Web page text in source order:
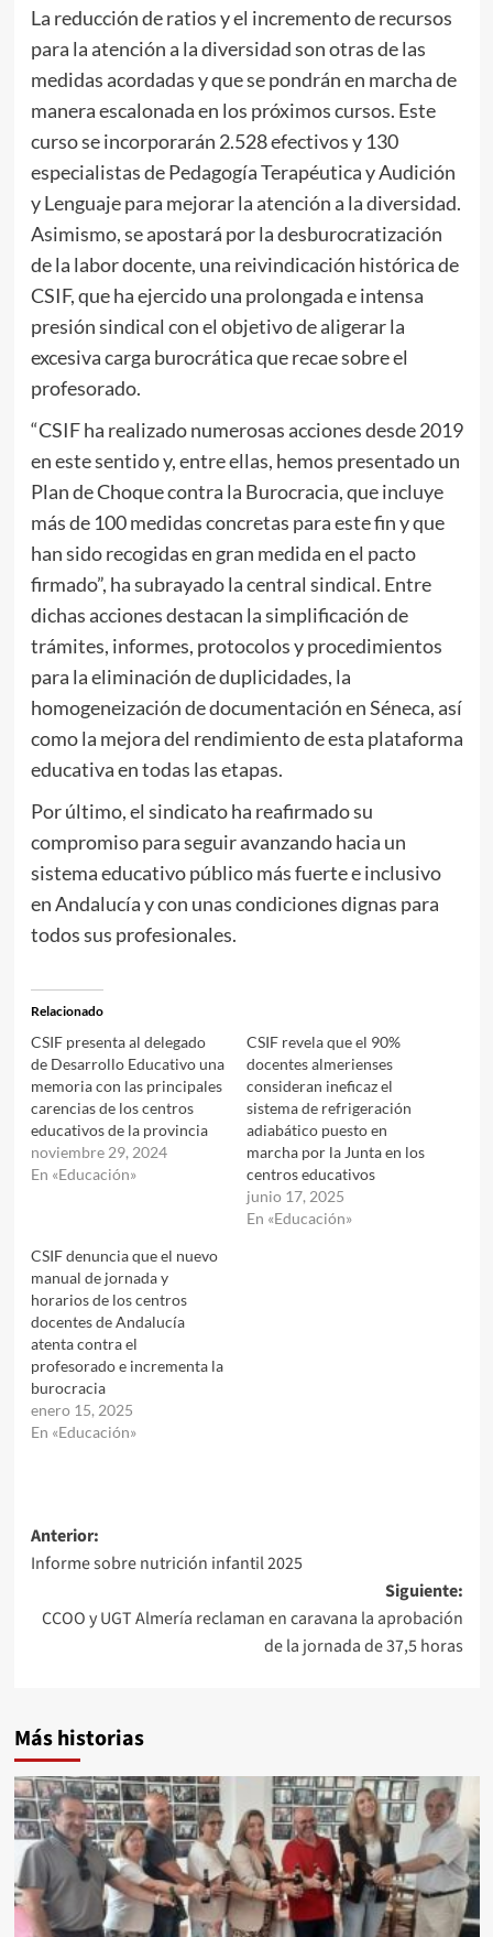
La reducción de ratios y el incremento de recursos
para la atención a la diversidad son otras de las
medidas acordadas y que se pondrán en marcha de
manera escalonada en los próximos cursos. Este
curso se incorporarán 2.528 efectivos y 130
especialistas de Pedagogía Terapéutica y Audición
y Lenguaje para mejorar la atención a la diversidad.
Asimismo, se apostará por la desburocratización
de la labor docente, una reivindicación histórica de
CSIF, que ha ejercido una prolongada e intensa
presión sindical con el objetivo de aligerar la
excesiva carga burocrática que recae sobre el
profesorado.
“CSIF ha realizado numerosas acciones desde 2019
en este sentido y, entre ellas, hemos presentado un
Plan de Choque contra la Burocracia, que incluye
más de 100 medidas concretas para este fin y que
han sido recogidas en gran medida en el pacto
firmado”, ha subrayado la central sindical. Entre
dichas acciones destacan la simplificación de
trámites, informes, protocolos y procedimientos
para la eliminación de duplicidades, la
homogeneización de documentación en Séneca, así
como la mejora del rendimiento de esta plataforma
educativa en todas las etapas.
Por último, el sindicatoha reafirmado su
compromiso para seguir avanzando hacia un
sistema educativo público más fuerte e inclusivo
en Andalucía y con unas condiciones dignas para
todos sus profesionales.
Relacionado
CSIF presenta al delegado
de Desarrollo Educativo una
memoria con las principales
carencias de los centros
educativos de la provincia
noviembre 29, 2024
En «Educación»
CSIF revela que el 90%
docentes almerienses
consideran ineficaz el
sistema de refrigeración
adiabático puesto en
marcha por la Junta en los
centros educativos
junio 17, 2025
En «Educación»
CSIF denuncia que el nuevo
manual de jornada y
horarios de los centros
docentes de Andalucía
atenta contra el
profesorado e incrementa la
burocracia
enero 15, 2025
En «Educación»
Navegación
de
entradas
Anterior:
Informe sobre nutrición infantil 2025
Siguiente:
CCOO y UGT Almería reclaman en caravana la aprobación
de la jornada de 37,5 horas
Más historias